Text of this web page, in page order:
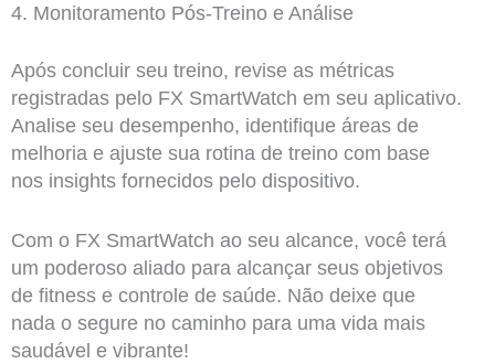
4. Monitoramento Pós-Treino e Análise
Após concluir seu treino, revise as métricas
registradas pelo FX SmartWatch em seu aplicativo.
Analise seu desempenho, identifique áreas de
melhoria e ajuste sua rotina de treino com base
nos insights fornecidos pelo dispositivo.
Com o FX SmartWatch ao seu alcance, você terá
um poderoso aliado para alcançar seus objetivos
de fitness e controle de saúde. Não deixe que
nada o segure no caminho para uma vida mais
saudável e vibrante!